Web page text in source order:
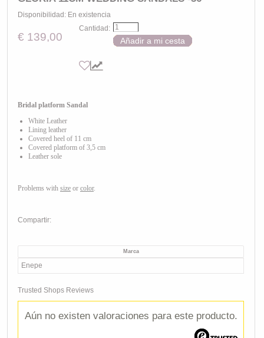
Disponibilidad: En existencia
€ 139,00
Cantidad:
Añadir a mi cesta
Bridal platform Sandal
White Leather
Lining leather
Covered heel of 11 cm
Covered platform of 3,5 cm
Leather sole
Problems with size or color.
Compartir:
Marca
Enepe
Trusted Shops Reviews
Aún no existen valoraciones para este producto.